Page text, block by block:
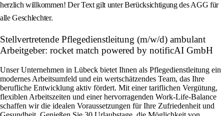
herzlich willkommen! Der Text gilt unter Berücksichtigung des AGG für
alle Geschlechter.
Stellvertretende Pflegedienstleitung (m/w/d) ambulant
Arbeitgeber: rocket match powered by notificAI GmbH
Unser Unternehmen in Lübeck bietet Ihnen als Pflegedienstleitung ein
modernes Arbeitsumfeld und ein wertschätzendes Team, das Ihre
berufliche Entwicklung aktiv fördert. Mit einer tariflichen Vergütung,
flexiblen Arbeitszeiten und einer hervorragenden Work-Life-Balance
schaffen wir die idealen Voraussetzungen für Ihre Zufriedenheit und